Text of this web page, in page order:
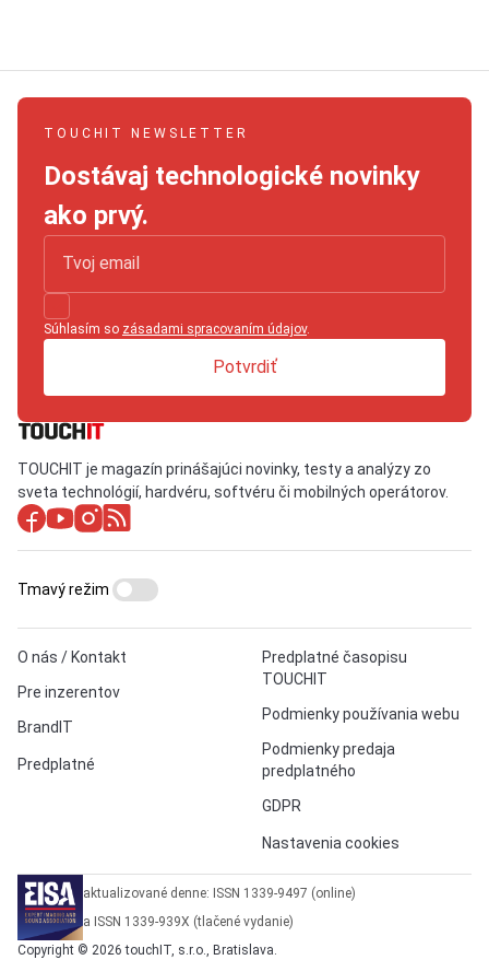
TOUCHIT NEWSLETTER
Dostávaj technologické novinky
ako prvý.
Súhlasím so zásadami spracovaním údajov.
Potvrdiť
TOUCHIT je magazín prinášajúci novinky, testy a analýzy zo
sveta technológií, hardvéru, softvéru či mobilných operátorov.
O nás / Kontakt
Pre inzerentov
BrandIT
Predplatné
Predplatné časopisu
TOUCHIT
Podmienky používania webu
Podmienky predaja
predplatného
GDPR
Nastavenia cookies
Tmavý režim
aktualizované denne: ISSN 1339-9497 (online)
a ISSN 1339-939X (tlačené vydanie)
Copyright © 2026 touchIT, s.r.o., Bratislava.